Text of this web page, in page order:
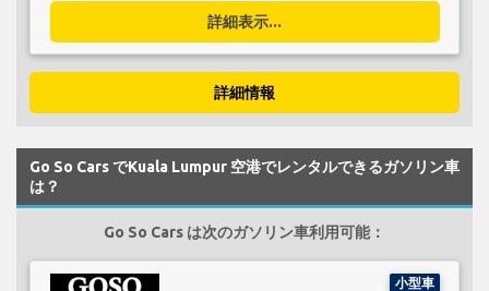
詳細表示...
詳細情報
Go So Cars でKuala Lumpur 空港でレンタルできるガソリン車
は？
Go So Cars は次のガソリン車利用可能：
小型車